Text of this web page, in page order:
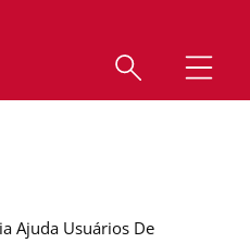
Ajuda Usuários De